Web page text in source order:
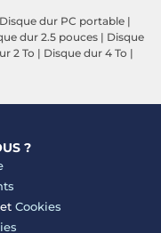
Disque dur PC portable |
dur 2.5 pouces | Disque
2 To | Disque dur 4 To |
?
et Cookies